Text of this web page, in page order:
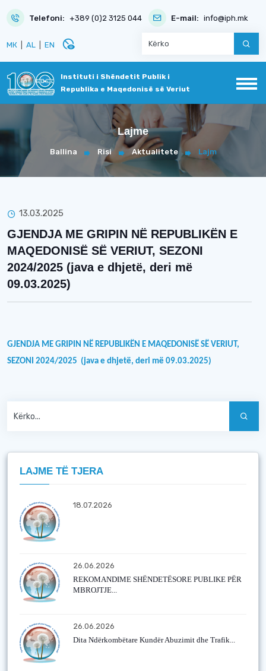
Telefoni: +389 (0)2 3125 044 E-mail: info@iph.mk
МК AL EN disabled_visible
Instituti i Shëndetit Publik i
Republika e Maqedonisë së Veriut
Lajme
Ballina Risi Aktualitete Lajm
13.03.2025
GJENDJA ME GRIPIN NË REPUBLIKËN E
MAQEDONISË SË VERIUT, SEZONI
2024/2025 (java e dhjetë, deri më
09.03.2025)
GJENDJA ME GRIPIN NË REPUBLIKËN E MAQEDONISË SË VERIUT,
SEZONI 2024/2025 (java e dhjetë, deri më 09.03.2025)
LAJME TË TJERA
18.07.2026
26.06.2026
REKOMANDIME SHËNDETËSORE PUBLIKE PËR
MBROJTJE...
26.06.2026
Dita Ndërkombëtare Kundër Abuzimit dhe Trafik...